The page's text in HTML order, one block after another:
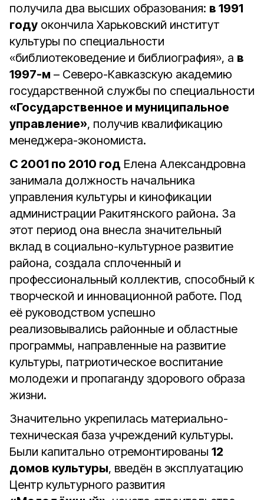
получила два высших образования: в 1991
году окончила Харьковский институт
культуры по специальности
«библиотековедение и библиография», а в
1997-м – Северо-Кавказскую академию
государственной службы по специальности
«Государственное и муниципальное
управление», получив квалификацию
менеджера-экономиста.
С 2001 по 2010 год Елена Александровна
занимала должность начальника
управления культуры и кинофикации
администрации Ракитянского района. За
этот период она внесла значительный
вклад в социально-культурное развитие
района, создала сплоченный и
профессиональный коллектив, способный к
творческой и инновационной работе. Под
её руководством успешно
реализовывались районные и областные
программы, направленные на развитие
культуры, патриотическое воспитание
молодежи и пропаганду здорового образа
жизни.
Значительно укрепилась материально-
техническая база учреждений культуры.
Были капитально отремонтированы 12
домов культуры, введён в эксплуатацию
Центр культурного развития